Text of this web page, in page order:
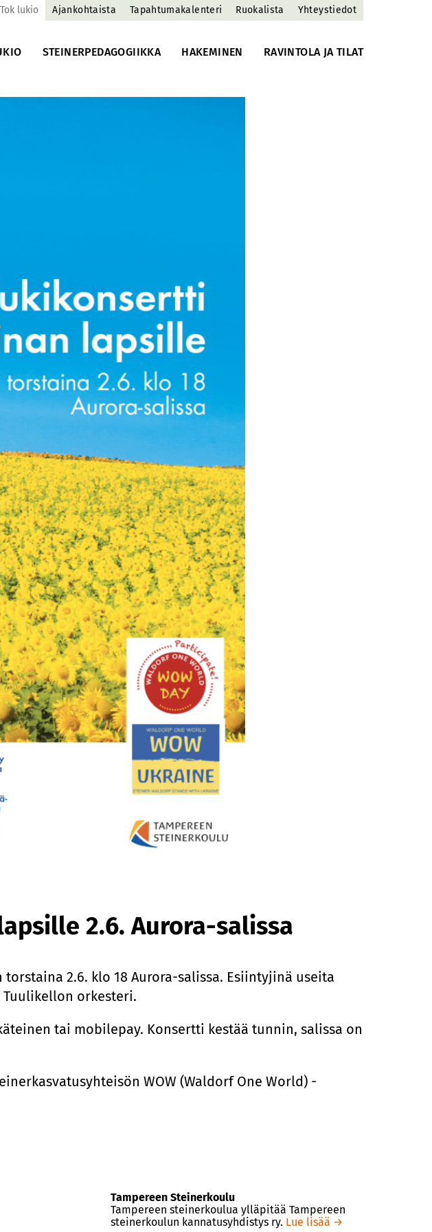
lukio Ajankohtaista Tapahtumakalenteri Ruokalista Yhteystiedot
STEINERPEDAGOGIIKKA HAKEMINEN RAVINTOLA JA TILAT
2.6. Aurora-salissa
2.6. klo 18 Aurora-salissa. Esiintyjinä useita
orkesteri.
tai mobilepay. Konsertti kestää tunnin, salissa on
WOW (Waldorf One World) -
Tampereen Steinerkoulu
Tampereen steinerkoulua ylläpitää Tampereen
steinerkoulun kannatusyhdistys ry. Lue lisää →